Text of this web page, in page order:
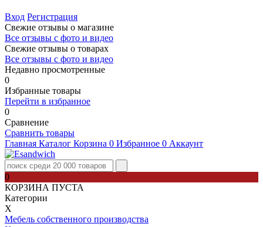
Вход Регистрация
Свежие отзывы о магазине
Все отзывы с фото и видео
Свежие отзывы о товарах
Все отзывы c фото и видео
Недавно просмотренные
0
Избранные товары
Перейти в избранное
0
Сравнение
Сравнить товары
Главная Каталог Корзина 0 Избранное 0 Аккаунт
0
КОРЗИНА ПУСТА
Категории
Х
Мебель собственного производства